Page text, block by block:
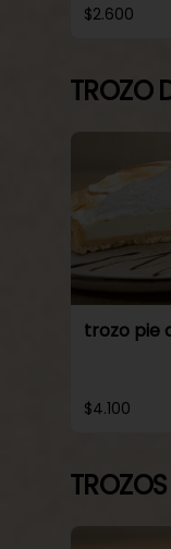
$2.600
TROZO
trozo pie
$4.100